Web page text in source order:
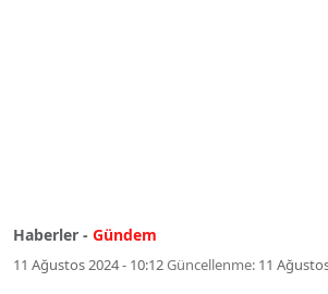
Haberler - Gündem
11 Ağustos 2024 - 10:12Güncellenme: 11